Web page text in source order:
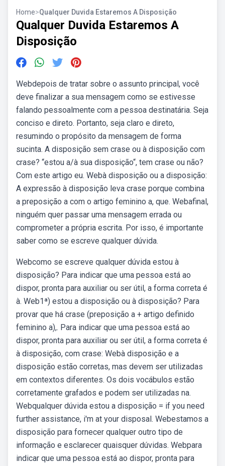
Home>Qualquer Duvida Estaremos A Disposição
Qualquer Duvida Estaremos A
Disposição
Webdepois de tratar sobre o assunto principal, você
deve finalizar a sua mensagem como se estivesse
falando pessoalmente com a pessoa destinatária. Seja
conciso e direto. Portanto, seja claro e direto,
resumindo o propósito da mensagem de forma
sucinta. A disposição sem crase ou à disposição com
crase? “estou a/à sua disposição“, tem crase ou não?
Com este artigo eu. Webà disposição ou a disposição:
A expressão à disposição leva crase porque combina
a preposição a com o artigo feminino a, que. Webafinal,
ninguém quer passar uma mensagem errada ou
comprometer a própria escrita. Por isso, é importante
saber como se escreve qualquer dúvida.
Webcomo se escreve qualquer dúvida estou à
disposição? Para indicar que uma pessoa está ao
dispor, pronta para auxiliar ou ser útil, a forma correta é
à. Web1ª) estou a disposição ou à disposição? Para
provar que há crase (preposição a + artigo definido
feminino a),. Para indicar que uma pessoa está ao
dispor, pronta para auxiliar ou ser útil, a forma correta é
à disposição, com crase: Webà disposição e a
disposição estão corretas, mas devem ser utilizadas
em contextos diferentes. Os dois vocábulos estão
corretamente grafados e podem ser utilizadas na.
Webqualquer dúvida estou a disposição = if you need
further assistance, i'm at your disposal. Webestamos a
disposição para fornecer qualquer outro tipo de
informação e esclarecer quaisquer dúvidas. Webpara
indicar que uma pessoa está ao dispor, pronta para